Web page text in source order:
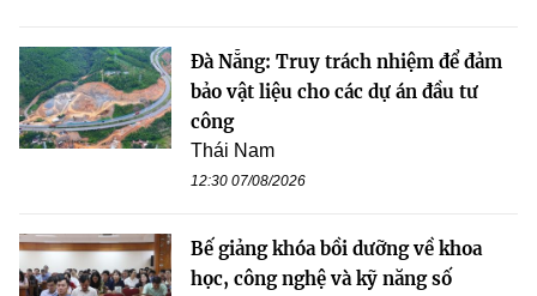
Đà Nẵng: Truy trách nhiệm để đảm
bảo vật liệu cho các dự án đầu tư
công
Thái Nam
12:30 07/08/2026
Bế giảng khóa bồi dưỡng về khoa
học, công nghệ và kỹ năng số